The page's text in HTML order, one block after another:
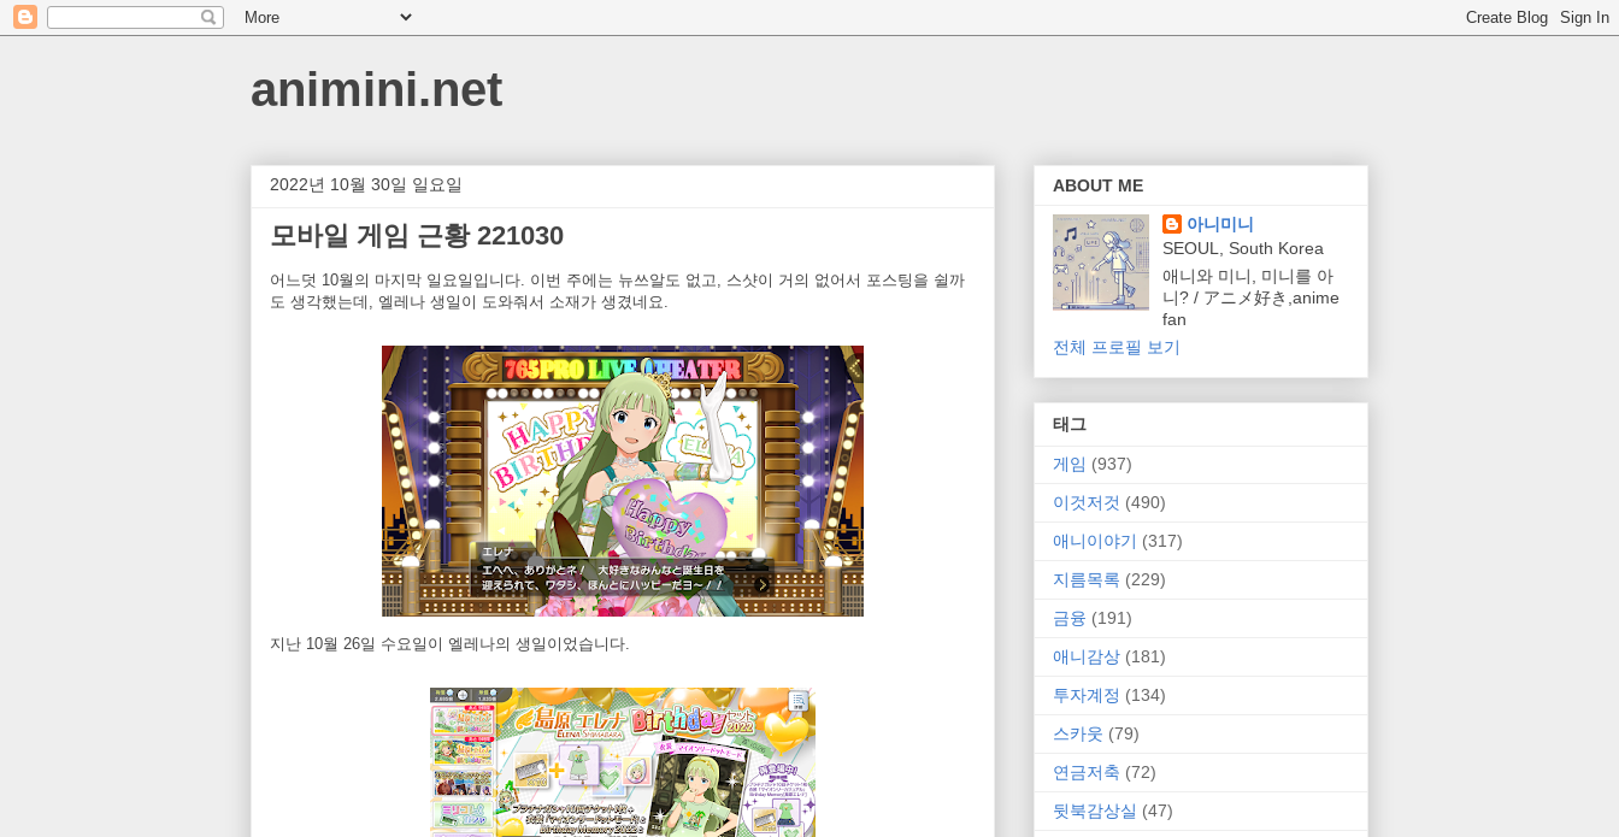
animini.net
2022년 10월 30일 일요일
모바일 게임 근황 221030
어느덧 10월의 마지막 일요일입니다. 이번 주에는 뉴쓰알도 없고, 스샷이 거의 없어서 포스팅을 쉴까
도 생각했는데, 엘레나 생일이 도와줘서 소재가 생겼네요.
지난 10월 26일 수요일이 엘레나의 생일이었습니다.
ABOUT ME
아니미니
SEOUL, South Korea
애니와 미니, 미니를 아
니? / アニメ好き,anime
fan
전체 프로필 보기
태그
게임 (937)
이것저것 (490)
애니이야기 (317)
지름목록 (229)
금융 (191)
애니감상 (181)
투자계정 (134)
스카웃 (79)
연금저축 (72)
뒷북감상실 (47)